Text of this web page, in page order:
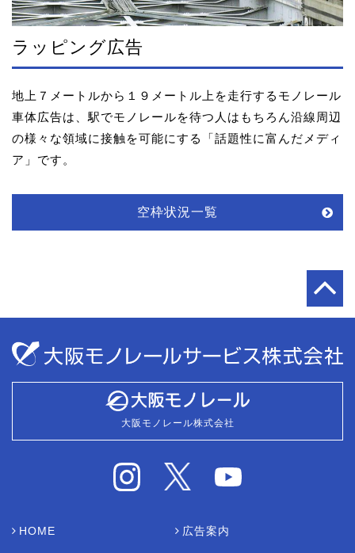
ラッピング広告
地上７メートルから１９メートル上を走行するモノレール
車体広告は、駅でモノレールを待つ人はもちろん沿線周辺
の様々な領域に接触を可能にする「話題性に富んだメディ
ア」です。
空枠状況一覧
大阪モノレール株式会社
HOME 広告案内